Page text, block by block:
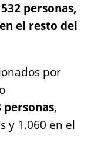
personas,
el resto del
por
personas,
y 1.060 en el